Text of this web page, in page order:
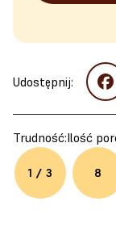
Udostępnij:
Trudność:
1 / 3
Ilość
8